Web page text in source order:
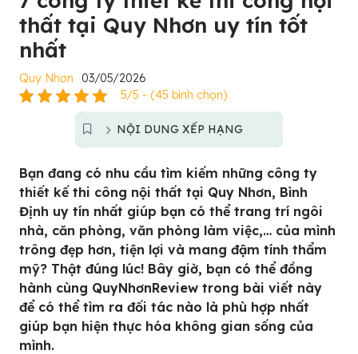
thất tại Quy Nhơn uy tín tốt
nhất
Quy Nhơn
03/05/2026
5/5 - (45 bình chọn)
NỘI DUNG XẾP HẠNG
Bạn đang có nhu cầu tìm kiếm những công ty
thiết kế thi công nội thất tại Quy Nhơn, Bình
Định uy tín nhất giúp bạn có thể trang trí ngôi
nhà, căn phòng, văn phòng làm việc,… của mình
trông đẹp hơn, tiện lợi và mang đậm tính thẩm
mỹ? Thật đúng lúc! Bây giờ, bạn có thể đồng
hành cùng QuyNhơnReview trong bài viết này
để có thể tìm ra đối tác nào là phù hợp nhất
giúp bạn hiện thực hóa không gian sống của
mình.